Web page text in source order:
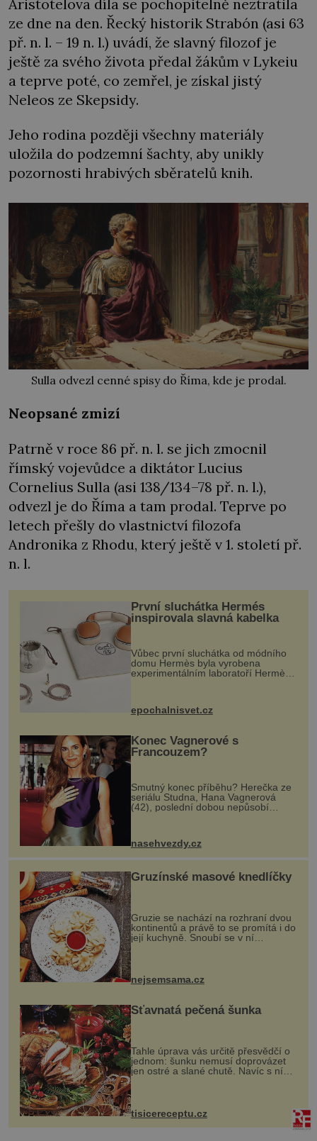
Aristotelova díla se pochopitelně neztratila
ze dne na den. Řecký historik Strabón (asi 63
př. n. l. – 19 n. l.) uvádí, že slavný filozof je
ještě za svého života předal žákům v Lykeiu
a teprve poté, co zemřel, je získal jistý
Neleos ze Skepsidy.
Jeho rodina později všechny materiály
uložila do podzemní šachty, aby unikly
pozornosti hrabivých sběratelů knih.
Sulla odvezl cenné spisy do Říma, kde je prodal.
Neopsané zmizí
Patrně v roce 86 př. n. l. se jich zmocnil
římský vojevůdce a diktátor Lucius
Cornelius Sulla (asi 138/134–78 př. n. l.),
odvezl je do Říma a tam prodal. Teprve po
letech přešly do vlastnictví filozofa
Andronika z Rhodu, který ještě v 1. století př.
n. l.
První sluchátka Hermés
inspirovala slavná kabelka
Vůbec první sluchátka od módního
domu Hermès byla vyrobena
experimentálním laboratoří Hermès
kovový...
epochalnisvet.cz
Konec Vagnerové s
Francouzem?
Smutný konec příběhu? Herečka ze
seriálu Studna, Hana Vagnerová
(42), poslední dobou nepůsobí
nasehvezdy.cz
Gruzínské masové knedlíčky
Gruzie se nachází na rozhraní dvou
kontinentů a právě to se promítá i do
její kuchyně. Snoubí se v ní
evropské a asijské chutě a díky tomu
vznikají rozmanité a chuťově bohaté
pokrmy, které rozhodně st...
nejsemsama.cz
Šťavnatá pečená šunka
Tahle úprava vás určitě přesvědčí o
jednom: šunku nemusí doprovázet
jen ostré a slané chutě. Navíc s ní
nakrmíte poměrně hodně hladových
krků. Ingredience sádlo 3 kg šunky
vcelku 3 stroužky česneku hl...
tisicereceptu.cz